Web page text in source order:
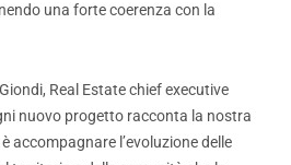
una forte coerenza con la
Real Estate chief executive
nuovo progetto racconta la nostra
accompagnare l’evoluzione delle